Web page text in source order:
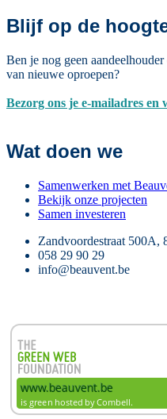
Blijf op de
Ben je nog geen
van nieuwe oproepen?
Bezorg ons je e-mailadres
Wat doen we
Samenwerken met
Bekijk onze projecten
Samen investeren
Zandvoordestraat 500A,
058 29 90 29
info@beauvent.be